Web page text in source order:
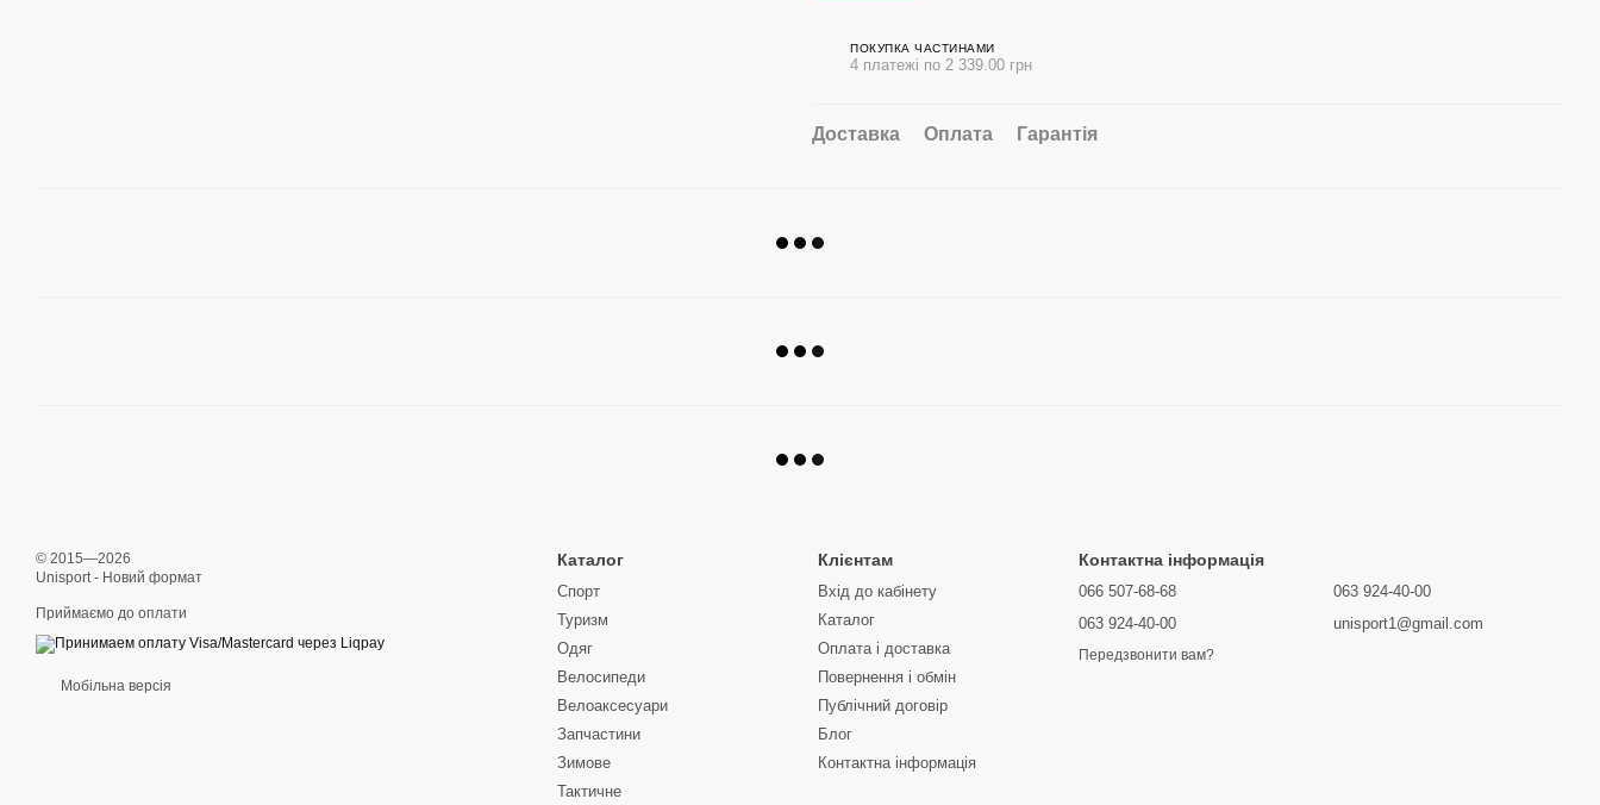
ПОКУПКА ЧАСТИНАМИ
4 платежі по 2 339.00 грн
Доставка Оплата Гарантія
© 2015—2026
Unisport - Новий формат
Приймаємо до оплати
Мобільна версія
Каталог
Спорт
Туризм
Одяг
Велосипеди
Велоаксесуари
Запчастини
Зимове
Тактичне
Клієнтам
Вхід до кабінету
Каталог
Оплата і доставка
Повернення і обмін
Публічний договір
Блог
Контактна інформація
Контактна інформація
066 507-68-68
063 924-40-00
Передзвонити вам?
063 924-40-00
unisport1@gmail.com